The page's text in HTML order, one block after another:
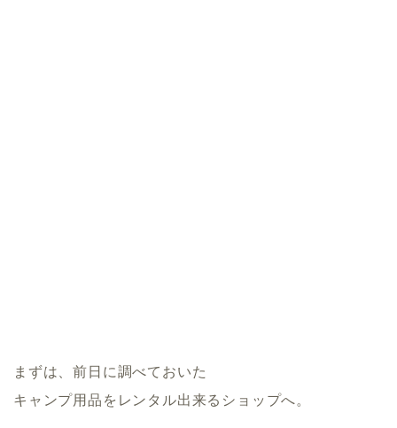
まずは、前日に調べておいた
キャンプ用品をレンタル出来るショップへ。